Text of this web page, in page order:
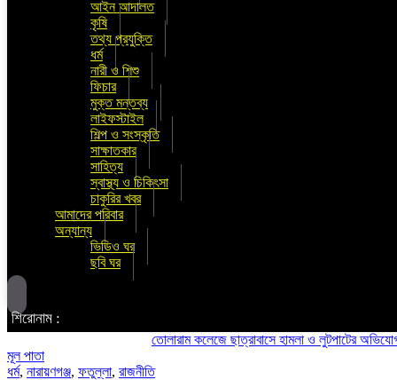
আইন আদালত
কৃষি
তথ্য প্রযুক্তি
ধর্ম
নারী ও শিশু
ফিচার
মুক্ত মন্তব্য
লাইফস্টাইল
শিল্প ও সংস্কৃতি
সাক্ষাতকার
সাহিত্য
স্বাস্থ্য ও চিকিৎসা
চাকুরির খবর
আমাদের পরিবার
অন্যান্য
ভিডিও ঘর
ছবি ঘর
শিরোনাম :
তোলারাম কলেজে ছাত্রাবাসে হামলা ও লুটপাটের অভিযোগ
মূল পাতা
ধর্ম, নারায়ণগঞ্জ, ফতুল্লা, রাজনীতি